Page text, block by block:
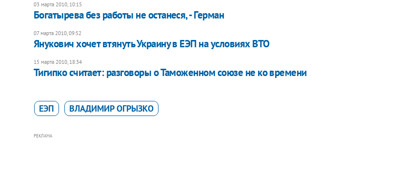
03 марта 2010, 10:15
Богатырева без работы не останеся, - Герман
07 марта 2010, 09:52
Янукович хочет втянуть Украину в ЕЭП на условиях ВТО
15 марта 2010, 18:34
Тигипко считает: разговоры о Таможенном союзе не ко времени
ЕЭП ВЛАДИМИР ОГРЫЗКО
РЕКЛАМА